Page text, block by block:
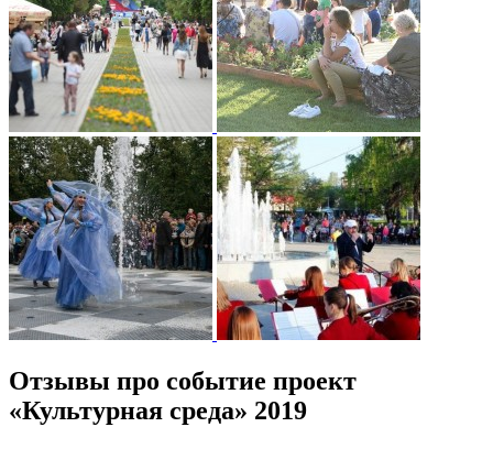
Отзывы про событие проект
«Культурная среда» 2019